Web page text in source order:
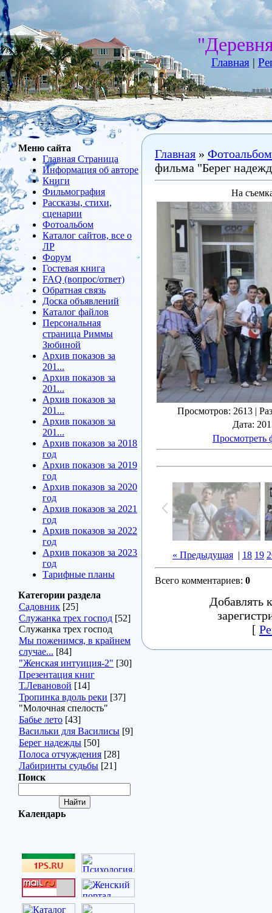
Главная|
Меню сайта
Главная Страница
Информация об авторе
Книги
Фильмография
Рассказы, стихи,
сценарии
Фотоальбом
Каталог сайтов, все о
ЛР
Форум
Гостевая книга
FAQ (вопрос/ответ)
Обратная связь
Доска объявлений
Каталог файлов
Персональная
страница Риммы
Зюбиной
Архив показов за
201...
Архив показов за
201...
Архив показов за
201...
Архив показов за
201...
Архив показов за 2018
год
Архив показов за 2019
год
Архив показов за 2020
год
Архив показов за 2021
год
Архив показов за 2022
год
Архив показов за 2023
год
Тарифные планы
Категории раздела
Садовник [25]
Служанка трех господ [52]
Служанка трех господ
Мы поженимся, в крайнем
случае... [84]
"Женская интуиция-2" [30]
Презентация книг
Т.Левановой [14]
Тропинка вдоль реки [37]
"Молочная спелость"
Бабье лето [43]
Васильки для Василисы [9]
Берег надежды [50]
Полоса отчуждения [28]
Лабиринты судьбы [21]
Поиск
Календарь
Главная » Фотоальбом
фильма "Берег
На
Просмотров: 2613 |
Дата:
Просмотреть
« Предыдущая | 18 19
Всего комментариев: 0
Добавлять
[